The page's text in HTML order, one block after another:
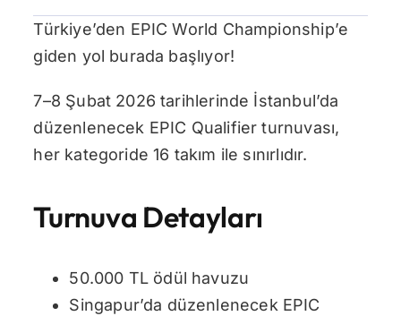
Türkiye’den EPIC World Championship’e
giden yol burada başlıyor!
7–8 Şubat 2026 tarihlerinde İstanbul’da
düzenlenecek EPIC Qualifier turnuvası,
her kategoride 16 takım ile sınırlıdır.
Turnuva Detayları
50.000 TL ödül havuzu
Singapur’da düzenlenecek EPIC